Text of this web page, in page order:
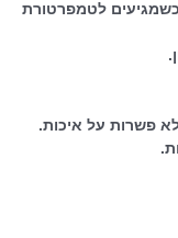
לטמפרטורת